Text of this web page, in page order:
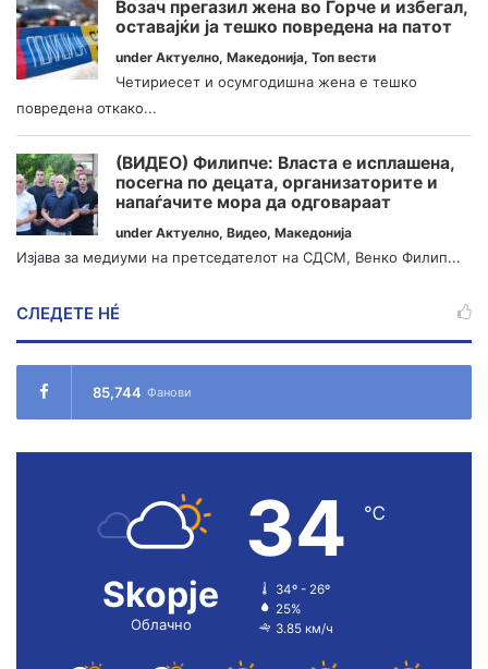
Возач прегазил жена во Ѓорче и избегал,
оставајќи ја тешко повредена на патот
under Актуелно, Македонија, Топ вести
Четириесет и осумгодишна жена е тешко
повредена откако...
(ВИДЕО) Филипче: Власта е исплашена,
посегна по децата, организаторите и
напаѓачите мора да одговараат
under Актуелно, Видео, Македонија
Изјава за медиуми на претседателот на СДСМ, Венко Филип...
СЛЕДЕТЕ НÉ
85,744 Фанови
Skopje
Облачно
34 ℃
34º - 26º
25%
3.85 км/ч